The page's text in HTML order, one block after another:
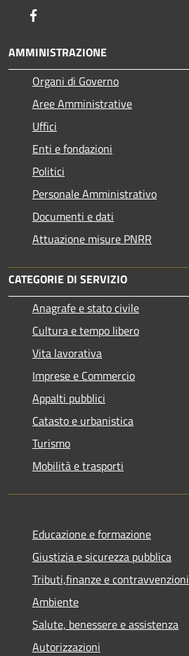
AMMINISTRAZIONE
Organi di Governo
Aree Amministrative
Uffici
Enti e fondazioni
Politici
Personale Amministrativo
Documenti e dati
Attuazione misure PNRR
CATEGORIE DI SERVIZIO
Anagrafe e stato civile
Cultura e tempo libero
Vita lavorativa
Imprese e Commercio
Appalti pubblici
Catasto e urbanistica
Turismo
Mobilità e trasporti
Educazione e formazione
Giustizia e sicurezza pubblica
Tributi,finanze e contravvenzioni
Ambiente
Salute, benessere e assistenza
Autorizzazioni